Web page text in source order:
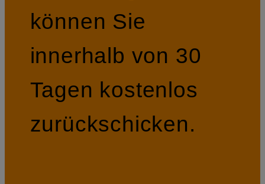
können Sie
innerhalb von 30
Tagen kostenlos
zurückschicken.